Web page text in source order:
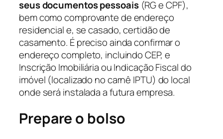
seus documentos pessoais(RG e CPF),
bem como comprovante de endereço
residencial e, se casado, certidão de
casamento. É preciso ainda confirmar o
endereço completo, incluindo CEP, e
Inscrição Imobiliária ou Indicação Fiscal do
imóvel (localizado no carnê IPTU) do local
onde será instalada a futura empresa.
Prepare o bolso